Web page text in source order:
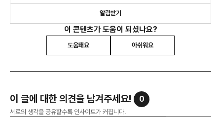
있는 일들을 둘러보세요.
알림받기
이 콘텐츠가 도움이 되셨나요?
도움돼요 아쉬워요
이 글에 대한 의견을 남겨주세요! 0
서로의 생각을 공유할수록 인사이트가 커집니다.